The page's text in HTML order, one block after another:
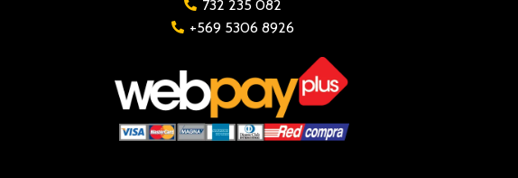
732 235 082
+569 5306 8926